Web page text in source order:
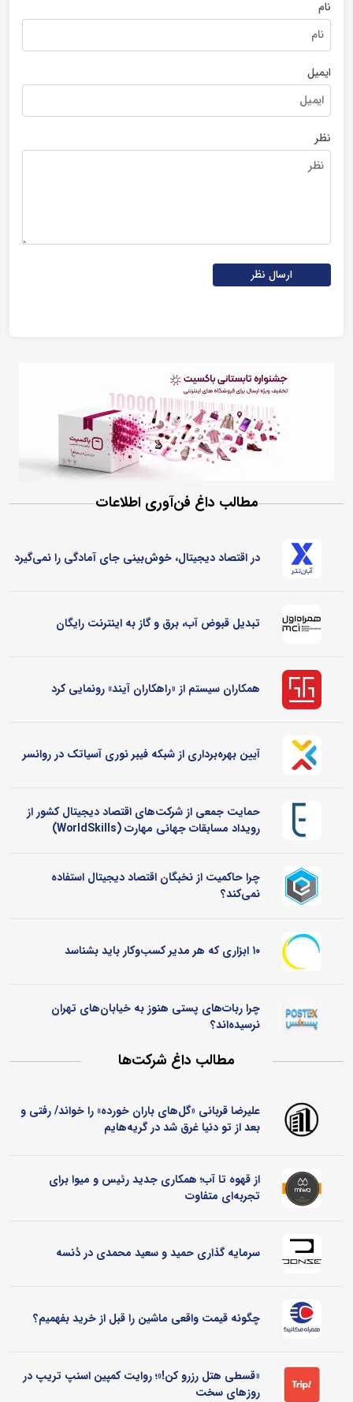
نام
ایمیل
نظر
ارسال نظر
مطالب داغ فن‌آوری اطلاعات
در اقتصاد دیجیتال، خوش‌بینی جای آمادگی را نمی‌گیرد
تبدیل قبوض آب، برق و گاز به اینترنت رایگان
همکاران سیستم از «راهکاران آیند» رونمایی کرد
آیین بهره‌برداری از شبکه فیبر نوری آسیاتک در روانسر
حمایت جمعی از شرکت‌های اقتصاد دیجیتال کشور از
رویداد مسابقات جهانی مهارت (WorldSkills)
چرا حاکمیت از نخبگان اقتصاد دیجیتال استفاده
نمی‌کند؟
۱۰ ابزاری که هر مدیر کسب‌وکار باید بشناسد
چرا ربات‌های پستی هنوز به خیابان‌های تهران
نرسیده‌اند؟
مطالب داغ شرکت‌ها
علیرضا قربانی «گل‌های باران خورده» را خواند/ رفتی و
بعد از تو دنیا غرق شد در گریه‌هایم
از قهوه تا آب؛ همکاری جدید رئیس و میوا برای
تجربه‌ای متفاوت
سرمایه گذاری حمید و سعید محمدی در دُنسه
چگونه قیمت واقعی ماشین را قبل از خرید بفهمیم؟
«قسطی هتل رزرو کن!»؛ روایت کمپین اسنپ تریپ در
روزهای سخت